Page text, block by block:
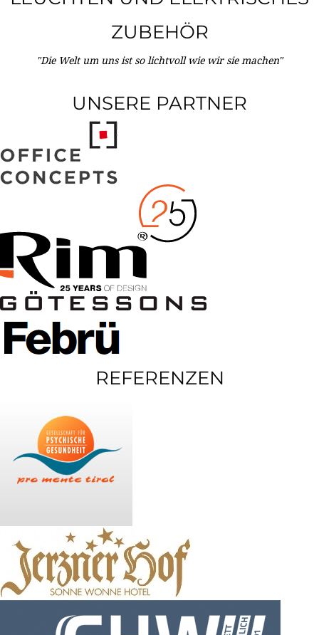
ZUBEHÖR
"Die Welt um uns ist so lichtvoll wie wir sie machen"
UNSERE PARTNER
REFERENZEN